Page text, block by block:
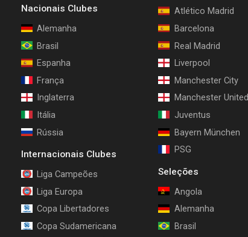
Nacionais Clubes
Alemanha
Brasil
Espanha
França
Inglaterra
Itália
Rússia
Internacionais Clubes
Liga Campeões
Liga Europa
Copa Libertadores
Copa Sudamericana
Atlético Madrid
Barcelona
Real Madrid
Liverpool
Manchester City
Manchester United
Juventus
Bayern München
PSG
Seleções
Angola
Alemanha
Brasil